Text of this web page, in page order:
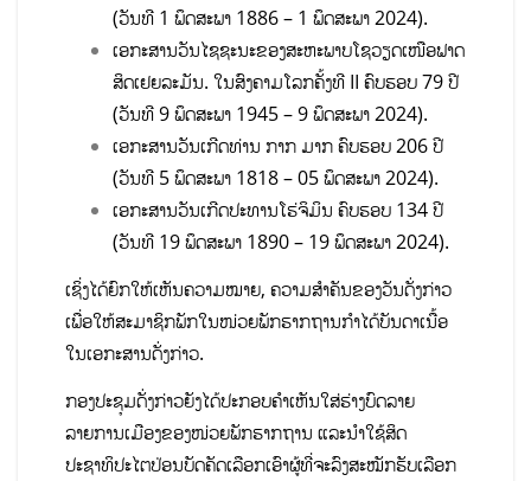
(ວັນທີ 1 ພຶດສະພາ 1886 – 1 ພຶດສະພາ 2024).
ເອກະສານວັນໄຊຊະນະຂອງສະຫະພາບໂຊວຽດເໜືອຟາດ
ສິດເຢຍລະມັນ. ໃນສົງຄາມໂລກຄັ້ງທີ II ຄົບຮອບ 79 ປີ
(ວັນທີ 9 ພຶດສະພາ 1945 – 9 ພຶດສະພາ 2024).
ເອກະສານວັນເກີດທ່ານ ກາກ ມາກ ຄົບຮອບ 206 ປີ
(ວັນທີ 5 ພຶດສະພາ 1818 – 05 ພຶດສະພາ 2024).
ເອກະສານວັນເກີດປະທານໂຮ່ຈິມິນ ຄົບຮອບ 134 ປີ
(ວັນທີ 19 ພຶດສະພາ 1890 – 19 ພຶດສະພາ 2024).
ເຊິ່ງໄດ້ຍົກໃຫ້ເຫັນຄວາມໝາຍ, ຄວາມສໍາຄັນຂອງວັນດັ່ງກ່າວ
ເພື່ອໃຫ້ສະມາຊິກພັກໃນໜ່ວຍພັກຮາກຖານກຳໄດ້ບັນດາເນື້ອ
ໃນເອກະສານດັ່ງກ່າວ.
ກອງປະຊຸມດັ່ງກ່າວຍັງໄດ້ປະກອບຄໍາເຫັນໃສ່ຮ່າງບົດລາຍ
ລາຍການເມືອງຂອງໜ່ວຍພັກຮາກຖານ ແລະນໍາໃຊ້ສິດ
ປະຊາທິປະໄຕປ່ອນບັດຄັດເລືອກເອົາຜູ້ທີ່ຈະລົງສະໝັກຮັບເລືອກ